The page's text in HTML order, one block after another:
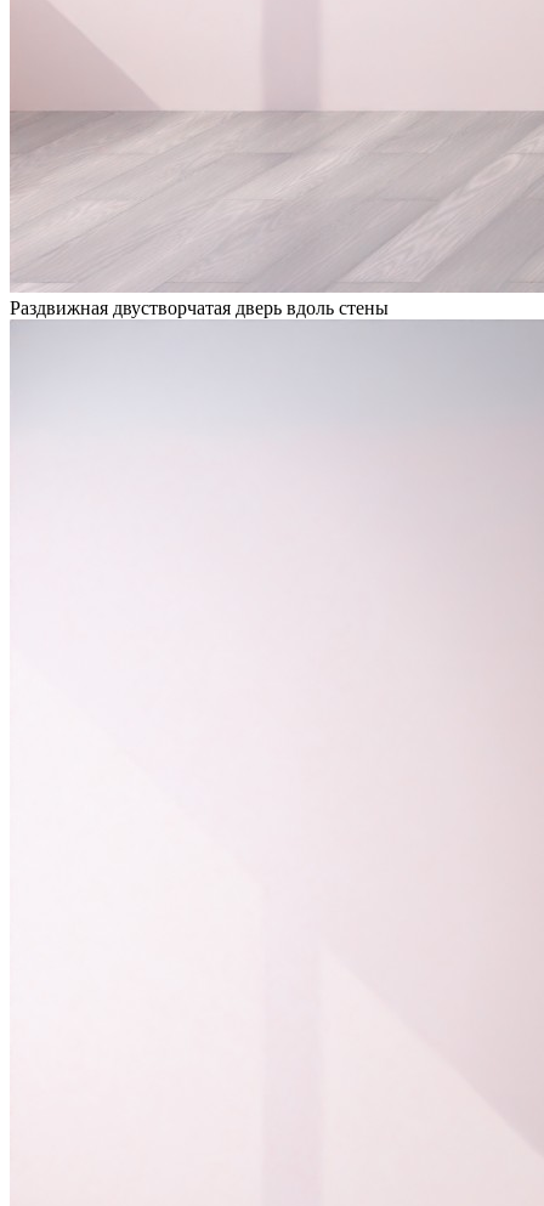
Раздвижная двустворчатая дверь вдоль стены